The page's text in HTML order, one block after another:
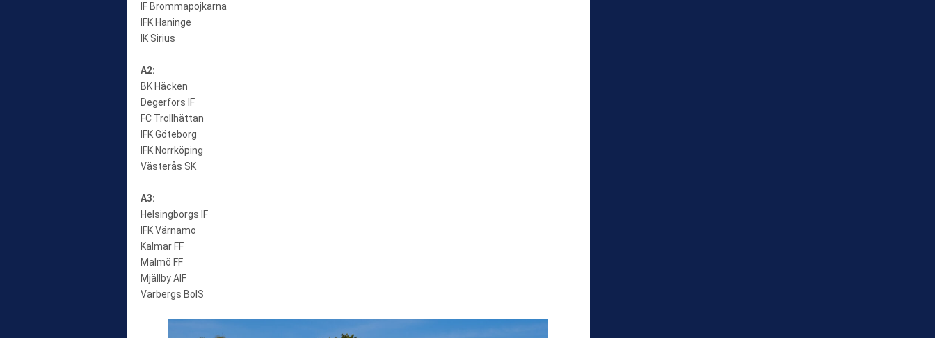
IF Brommapojkarna
IFK Haninge
IK Sirius
A2:
BK Häcken
Degerfors IF
FC Trollhättan
IFK Göteborg
IFK Norrköping
Västerås SK
A3:
Helsingborgs IF
IFK Värnamo
Kalmar FF
Malmö FF
Mjällby AIF
Varbergs BoIS